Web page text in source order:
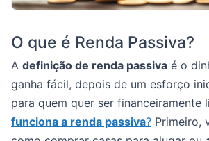
O que é Renda Passiva?
A definição de renda passiva é o
ganha fácil, depois de um esforço
para quem quer ser financeiramente
funciona a renda passiva? Primeiro,